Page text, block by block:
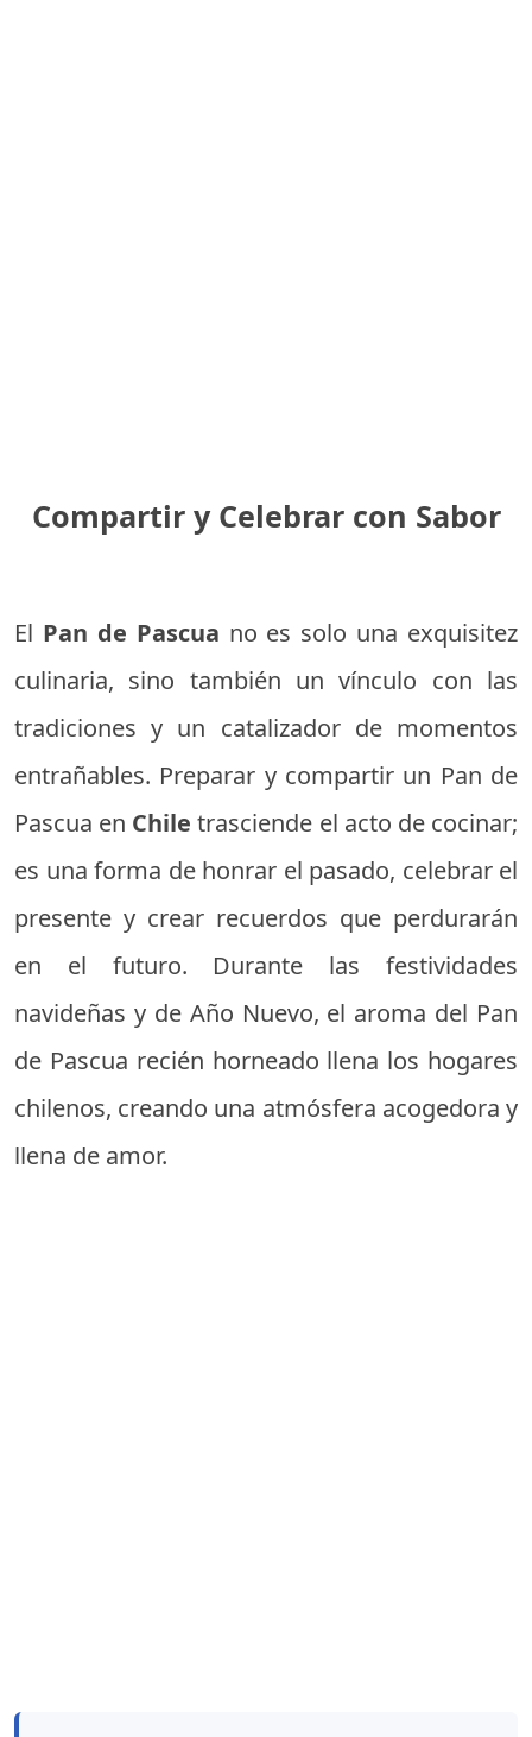
Compartir y Celebrar con Sabor
El Pan de Pascua no es solo una exquisitez
culinaria, sino también un vínculo con las
tradiciones y un catalizador de momentos
entrañables. Preparar y compartir un Pan de
Pascua en Chiletrasciende el acto de cocinar;
es una forma de honrar el pasado, celebrar el
presente y crear recuerdos que perdurarán
en el futuro. Durante las festividades
navideñas y de Año Nuevo, el aroma del Pan
de Pascua recién horneado llena los hogares
chilenos, creando una atmósfera acogedora y
llena de amor.